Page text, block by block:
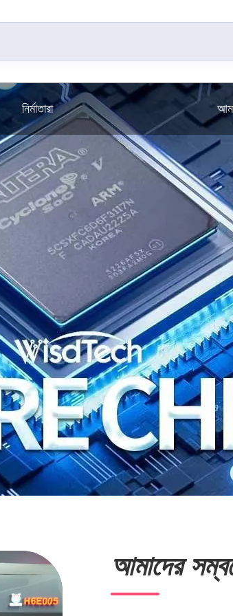
নির্মাতারা
আমাদের